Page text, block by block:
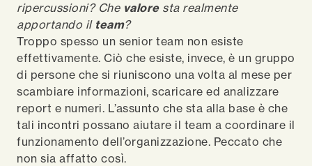
ripercussioni? Che valore sta realmente
apportando il team?
Troppo spesso un senior team non esiste
effettivamente. Ciò che esiste, invece, è un gruppo
di persone che si riuniscono una volta al mese per
scambiare informazioni, scaricare ed analizzare
report e numeri. L’assunto che sta alla base è che
tali incontri possano aiutare il team a coordinare il
funzionamento dell’organizzazione. Peccato che
non sia affatto così.